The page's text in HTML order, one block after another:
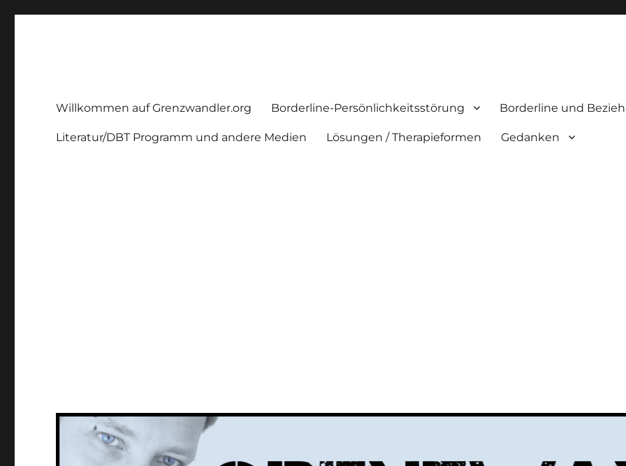
Willkommen auf Grenzwandler.org Borderline-Persönlichkeitsstörung Borderline und
Literatur/DBT Programm und andere Medien Lösungen / Therapieformen Gedanken